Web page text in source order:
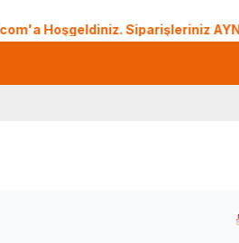
Hoşgeldiniz. Siparişleriniz AYNI